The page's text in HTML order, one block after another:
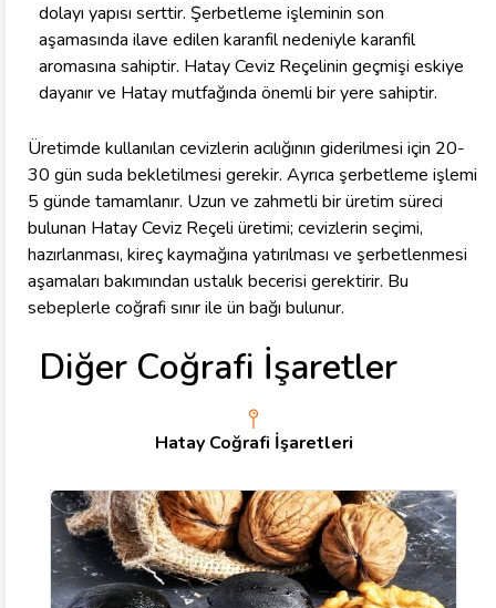
dolayı yapısı serttir. Şerbetleme işleminin son
aşamasında ilave edilen karanfil nedeniyle karanfil
aromasına sahiptir. Hatay Ceviz Reçelinin geçmişi eskiye
dayanır ve Hatay mutfağında önemli bir yere sahiptir.
Üretimde kullanılan cevizlerin acılığının giderilmesi için 20-
30 gün suda bekletilmesi gerekir. Ayrıca şerbetleme işlemi
5 günde tamamlanır. Uzun ve zahmetli bir üretim süreci
bulunan Hatay Ceviz Reçeli üretimi; cevizlerin seçimi,
hazırlanması, kireç kaymağına yatırılması ve şerbetlenmesi
aşamaları bakımından ustalık becerisi gerektirir. Bu
sebeplerle coğrafi sınır ile ün bağı bulunur.
Diğer Coğrafi İşaretler
Hatay Coğrafi İşaretleri